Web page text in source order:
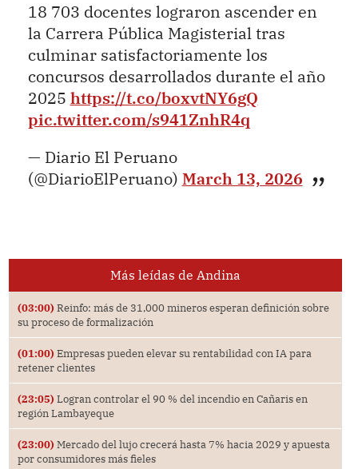
18 703 docentes lograron ascender en
la Carrera Pública Magisterial tras
culminar satisfactoriamente los
concursos desarrollados durante el año
2025 https://t.co/boxvtNY6gQ
pic.twitter.com/s941ZnhR4q
— Diario El Peruano
(@DiarioElPeruano) March 13, 2026
Más leídas de Andina
(03:00) Reinfo: más de 31,000 mineros esperan definición sobre
su proceso de formalización
(01:00) Empresas pueden elevar su rentabilidad con IA para
retener clientes
(23:05) Logran controlar el 90 % del incendio en Cañaris en
región Lambayeque
(23:00) Mercado del lujo crecerá hasta 7% hacia 2029 y apuesta
por consumidores más fieles